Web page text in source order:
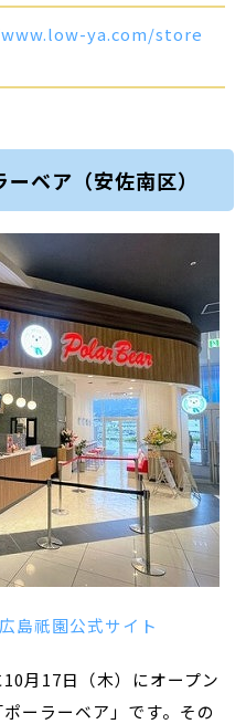
ya.com/store
ベア（安佐南区）
島祇園公式サイト
月17日（木）にオープン
ーラーベア」です。その